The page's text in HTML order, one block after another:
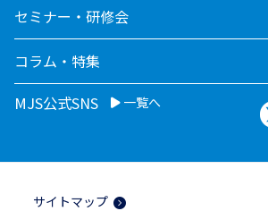
セミナー・研修会
コラム・特集
MJS公式SNS
一覧へ
サイトマップ